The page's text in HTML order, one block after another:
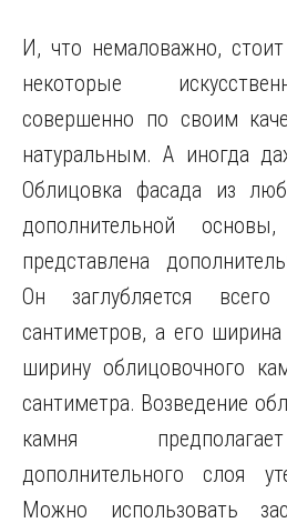
И, что немаловажно,
некоторые
совершенно по своим
натуральным. А иногда
Облицовка фасада из
дополнительной
представлена
Он заглубляется
сантиметров, а его
ширину облицовочного
сантиметра. Возведение
камня
дополнительного слоя
Можно использовать